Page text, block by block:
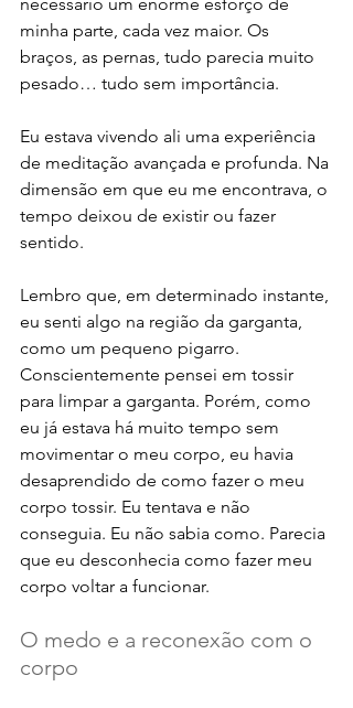
minha parte, cada vez maior. Os
braços, as pernas, tudo parecia muito
pesado… tudo sem importância.
Eu estava vivendo ali uma experiência
de meditação avançada e profunda. Na
dimensão em que eu me encontrava, o
tempo deixou de existir ou fazer
sentido.
Lembro que, em determinado instante,
eu senti algo na região da garganta,
como um pequeno pigarro.
Conscientemente pensei em tossir
para limpar a garganta. Porém, como
eu já estava há muito tempo sem
movimentar o meu corpo, eu havia
desaprendido de como fazer o meu
corpo tossir. Eu tentava e não
conseguia. Eu não sabia como. Parecia
que eu desconhecia como fazer meu
corpo voltar a funcionar.
O medo e a reconexão com o
corpo